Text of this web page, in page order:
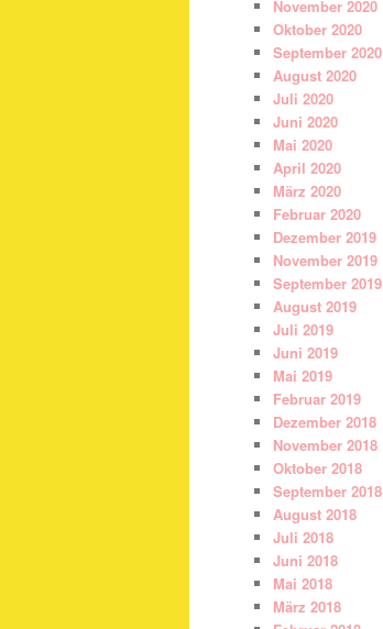
November 2020
Oktober 2020
September 2020
August 2020
Juli 2020
Juni 2020
Mai 2020
April 2020
März 2020
Februar 2020
Dezember 2019
November 2019
September 2019
August 2019
Juli 2019
Juni 2019
Mai 2019
Februar 2019
Dezember 2018
November 2018
Oktober 2018
September 2018
August 2018
Juli 2018
Juni 2018
Mai 2018
März 2018